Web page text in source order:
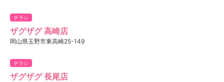
チラシ
ザグザグ 高崎店
岡山県玉野市東高崎25-149
チラシ
ザグザグ 長尾店